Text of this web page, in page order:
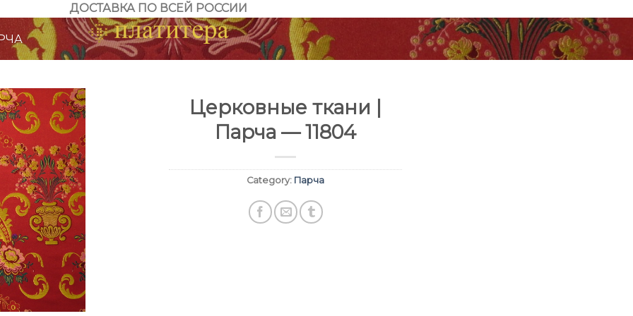
ДОСТАВКА ПО ВСЕЙ РОССИИ
Церковные ткани |
Парча — 11804
Category: Парча